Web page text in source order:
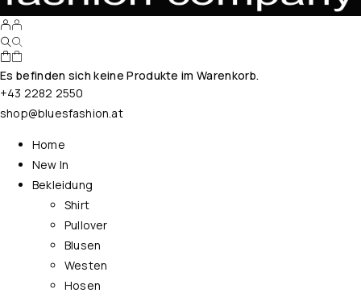
Es befinden sich keine Produkte im Warenkorb.
+43 2282 2550
shop@bluesfashion.at
Home
New In
Bekleidung
Shirt
Pullover
Blusen
Westen
Hosen